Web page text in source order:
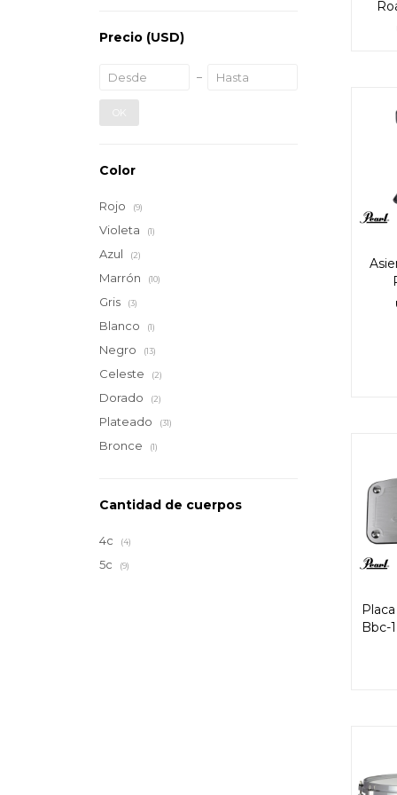
Bbc-
Precio (USD)
OK
Color
Rojo (9)
Violeta (1)
Azul (2)
Marrón (10)
Gris (3)
Blanco (1)
Negro (13)
Celeste (2)
Dorado (2)
Plateado (31)
Bronce (1)
Cantidad de cuerpos
4c (4)
5c (9)